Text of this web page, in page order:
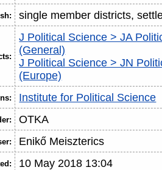
single member districts,
J Political Science > JA
(General)
J Political Science > JN
(Europe)
Institute for Political Science
OTKA
Enikő Meiszterics
10 May 2018 13:04